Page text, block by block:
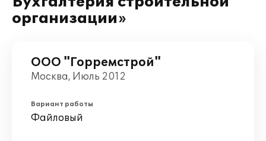
организации»
ООО "Горремстрой"
Москва, Июль 2012
Вариант работы
Файловый